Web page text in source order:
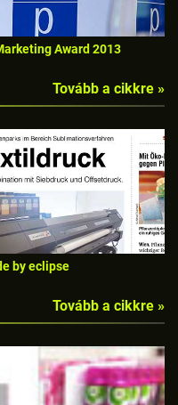
Award 2013
Tovább a cikkre »
by eclipse
Tovább a cikkre »